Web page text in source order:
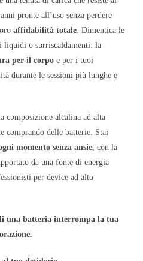
pronte all’uso senza perdere
affidabilità totale. Dimentica le
liquidi o surriscaldamenti: la
per il corpo e per i tuoi
durante le sessioni più lunghe e
composizione alcalina ad alta
comprando delle batterie. Stai
momento senza ansie, con la
da una fonte di energia
per device ad alto
una batteria interrompa la tua